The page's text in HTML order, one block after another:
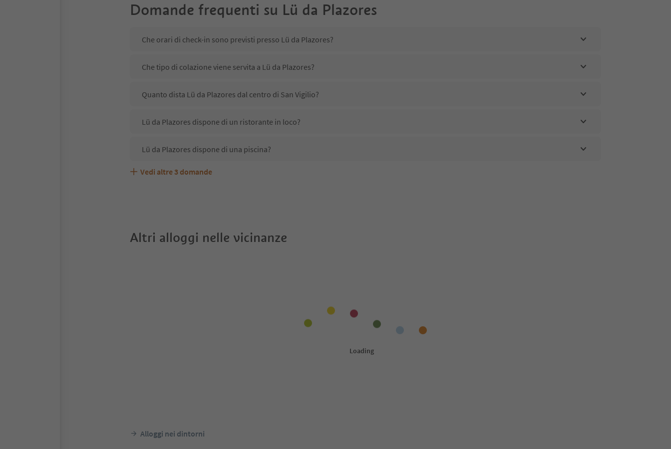
Domande frequenti su Lü da Plazores
Che orari di check-in sono previsti presso Lü da Plazores?
Che tipo di colazione viene servita a Lü da Plazores?
Quanto dista Lü da Plazores dal centro di San Vigilio?
Lü da Plazores dispone di un ristorante in loco?
Lü da Plazores dispone di una piscina?
Lü da Plazores accetta animali domestici?
Quali servizi/attività sono disponibili presso Lü da Plazores?
Gli ospiti di Lü da Plazores ricevono l'Alto Adige Guest Pass?
Vedi altre 3 domande
Altri alloggi nelle vicinanze
Alloggi nei dintorni